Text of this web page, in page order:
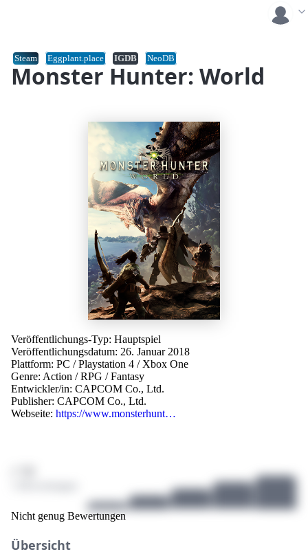
Monster Hunter: World
Steam Eggplant.place IGDB NeoDB
Veröffentlichungs-Typ: Hauptspiel
Veröffentlichungsdatum: 26. Januar 2018
Plattform: PC /Playstation 4 / Xbox One
Genre: Action /RPG /Fantasy
Entwickler/in: CAPCOM Co., Ltd.
Publisher: CAPCOM Co., Ltd.
Webseite: https://www.monsterhunt…
Nicht genug Bewertungen
Übersicht